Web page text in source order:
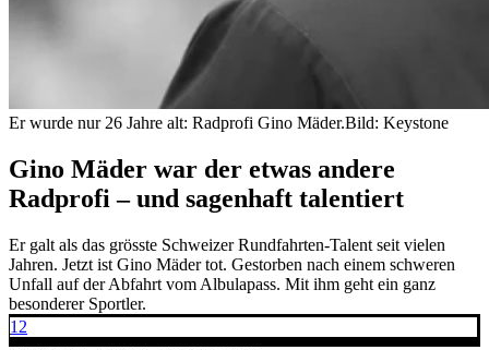
Er wurde nur 26 Jahre alt: Radprofi Gino Mäder.Bild: Keystone
Gino Mäder war der etwas andere
Radprofi – und sagenhaft talentiert
Er galt als das grösste Schweizer Rundfahrten-Talent seit vielen
Jahren. Jetzt ist Gino Mäder tot. Gestorben nach einem schweren
Unfall auf der Abfahrt vom Albulapass. Mit ihm geht ein ganz
besonderer Sportler.
12